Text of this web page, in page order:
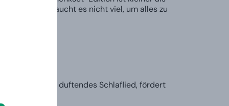
manchmal braucht es nicht viel, um alles zu
wirkt wie ein duftendes Schlaflied, fördert